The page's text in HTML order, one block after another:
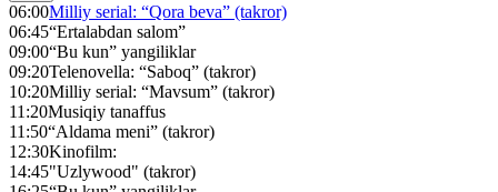
06:00Milliy serial: “Qora beva” (takror)
06:45“Ertalabdan salom”
09:00“Bu kun” yangiliklar
09:20Telenovella: “Saboq” (takror)
10:20Milliy serial: “Mavsum” (takror)
11:20Musiqiy tanaffus
11:50“Aldama meni” (takror)
12:30Kinofilm:
14:45"Uzlywood" (takror)